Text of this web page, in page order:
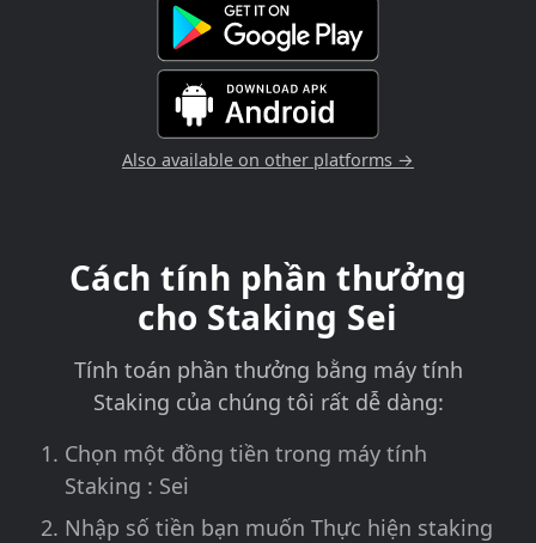
Also available on other platforms →
Cách tính phần thưởng
cho Staking Sei
Tính toán phần thưởng bằng máy tính
Staking của chúng tôi rất dễ dàng:
Chọn một đồng tiền trong máy tính
Staking : Sei
Nhập số tiền bạn muốn Thực hiện staking